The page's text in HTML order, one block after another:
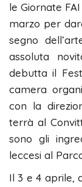
le Giornate
marzo per
segno
assoluta
debutta il
camera
con la
terrà al
sono gli
leccesi al
Il 3 e 4 aprile,